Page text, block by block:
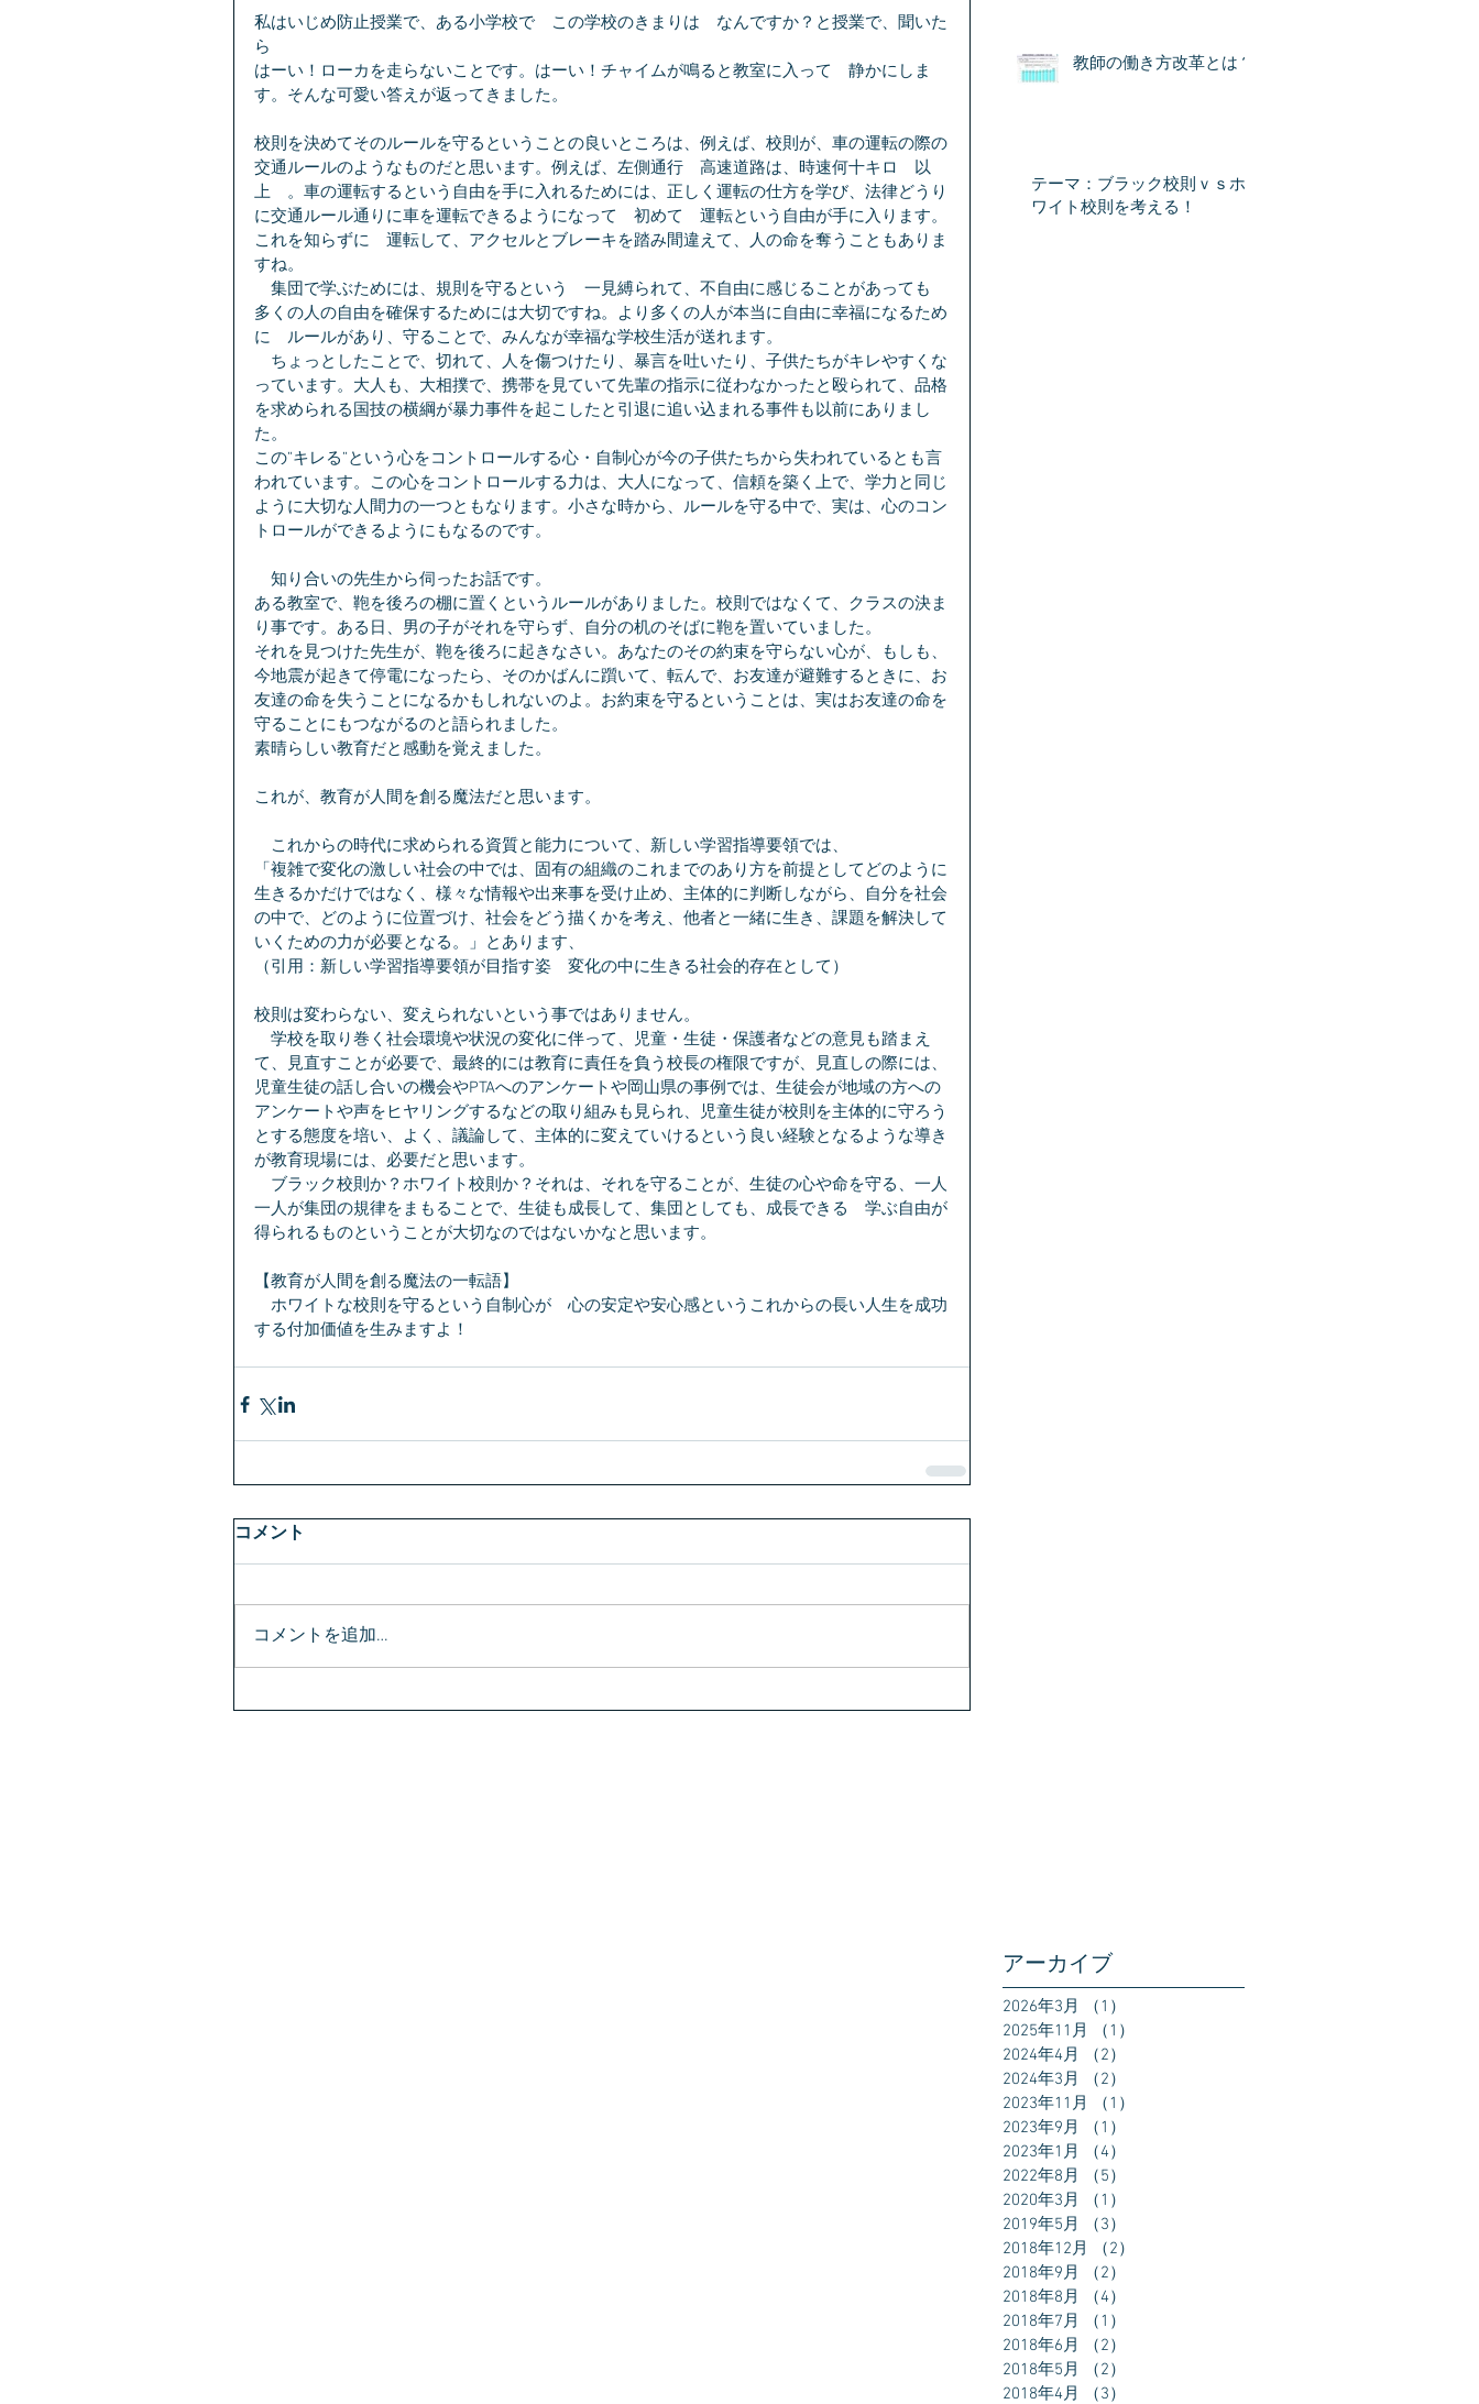
私はいじめ防止授業で、ある小学校で　この学校のきまりは　なんですか？と授業で、聞いた
ら
はーい！ローカを走らないことです。はーい！チャイムが鳴ると教室に入って　静かにしま
す。そんな可愛い答えが返ってきました。
校則を決めてそのルールを守るということの良いところは、例えば、校則が、車の運転の際の
交通ルールのようなものだと思います。例えば、左側通行　高速道路は、時速何十キロ　以
上　。車の運転するという自由を手に入れるためには、正しく運転の仕方を学び、法律どうり
に交通ルール通りに車を運転できるようになって　初めて　運転という自由が手に入ります。
これを知らずに　運転して、アクセルとブレーキを踏み間違えて、人の命を奪うこともありま
すね。
集団で学ぶためには、規則を守るという　一見縛られて、不自由に感じることがあっても
多くの人の自由を確保するためには大切ですね。より多くの人が本当に自由に幸福になるため
に　ルールがあり、守ることで、みんなが幸福な学校生活が送れます。
ちょっとしたことで、切れて、人を傷つけたり、暴言を吐いたり、子供たちがキレやすくな
っています。大人も、大相撲で、携帯を見ていて先輩の指示に従わなかったと殴られて、品格
を求められる国技の横綱が暴力事件を起こしたと引退に追い込まれる事件も以前にありまし
た。
この”キレる”という心をコントロールする心・自制心が今の子供たちから失われているとも言
われています。この心をコントロールする力は、大人になって、信頼を築く上で、学力と同じ
ように大切な人間力の一つともなります。小さな時から、ルールを守る中で、実は、心のコン
トロールができるようにもなるのです。
知り合いの先生から伺ったお話です。
ある教室で、鞄を後ろの棚に置くというルールがありました。校則ではなくて、クラスの決ま
り事です。ある日、男の子がそれを守らず、自分の机のそばに鞄を置いていました。
それを見つけた先生が、鞄を後ろに起きなさい。あなたのその約束を守らない心が、もしも、
今地震が起きて停電になったら、そのかばんに躓いて、転んで、お友達が避難するときに、お
友達の命を失うことになるかもしれないのよ。お約束を守るということは、実はお友達の命を
守ることにもつながるのと語られました。
素晴らしい教育だと感動を覚えました。
これが、教育が人間を創る魔法だと思います。
これからの時代に求められる資質と能力について、新しい学習指導要領では、
「複雑で変化の激しい社会の中では、固有の組織のこれまでのあり方を前提としてどのように
生きるかだけではなく、様々な情報や出来事を受け止め、主体的に判断しながら、自分を社会
の中で、どのように位置づけ、社会をどう描くかを考え、他者と一緒に生き、課題を解決して
いくための力が必要となる。」とあります、
（引用：新しい学習指導要領が目指す姿　変化の中に生きる社会的存在として）
校則は変わらない、変えられないという事ではありません。
学校を取り巻く社会環境や状況の変化に伴って、児童・生徒・保護者などの意見も踏まえ
て、見直すことが必要で、最終的には教育に責任を負う校長の権限ですが、見直しの際には、
児童生徒の話し合いの機会やPTAへのアンケートや岡山県の事例では、生徒会が地域の方への
アンケートや声をヒヤリングするなどの取り組みも見られ、児童生徒が校則を主体的に守ろう
とする態度を培い、よく、議論して、主体的に変えていけるという良い経験となるような導き
が教育現場には、必要だと思います。
ブラック校則か？ホワイト校則か？それは、それを守ることが、生徒の心や命を守る、一人
一人が集団の規律をまもることで、生徒も成長して、集団としても、成長できる　学ぶ自由が
得られるものということが大切なのではないかなと思います。
【教育が人間を創る魔法の一転語】
ホワイトな校則を守るという自制心が　心の安定や安心感というこれからの長い人生を成功
する付加価値を生みますよ！
コメント
コメントを追加…
教師の働き方改革とは？
テーマ：ブラック校則ｖｓホ
ワイト校則を考える！
アーカイブ
2026年3月 （1）
2025年11月
（1）
2024年4月
（2）
2024年3月
（2）
2023年11月
（1）
2023年9月
（1）
2023年1月
（4）
2022年8月
（5）
2020年3月
（1）
2019年5月
（3）
2018年12月
（2）
2018年9月
（2）
2018年8月
（4）
2018年7月
（1）
2018年6月
（2）
2018年5月
（2）
2018年4月
（3）